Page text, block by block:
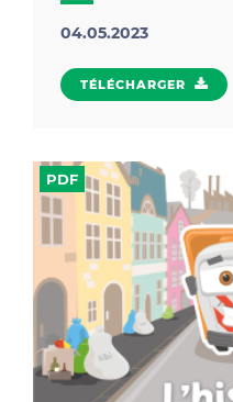
04.05.2023
TÉLÉCHARGER
Je prépare mes
Préparez et protégez
déchet !
TÉLÉCHARGER
PDF